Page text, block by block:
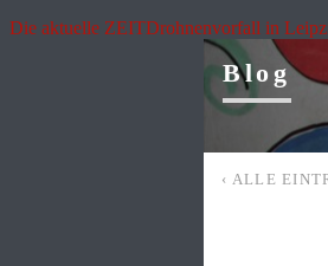
Die aktuelle ZEITDrohnenvorfall in
Blog
‹ ALLE